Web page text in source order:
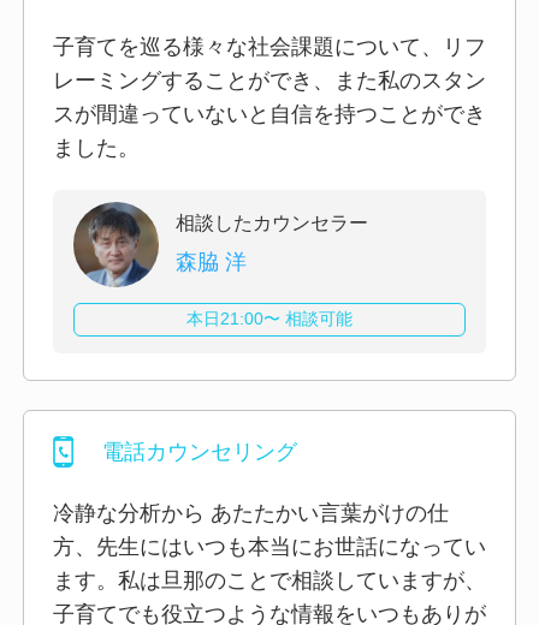
子育てを巡る様々な社会課題について、リフ
レーミングすることができ、また私のスタン
スが間違っていないと自信を持つことができ
ました。
相談したカウンセラー
森脇 洋
本日21:00〜 相談可能
電話カウンセリング
冷静な分析から あたたかい言葉がけの仕
方、先生にはいつも本当にお世話になってい
ます。私は旦那のことで相談していますが、
子育てでも役立つような情報をいつもありが